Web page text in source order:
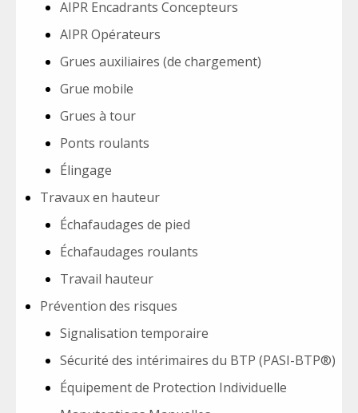
AIPR Encadrants Concepteurs
AIPR Opérateurs
Grues auxiliaires (de chargement)
Grue mobile
Grues à tour
Ponts roulants
Élingage
Travaux en hauteur
Échafaudages de pied
Échafaudages roulants
Travail hauteur
Prévention des risques
Signalisation temporaire
Sécurité des intérimaires du BTP (PASI-BTP®)
Équipement de Protection Individuelle